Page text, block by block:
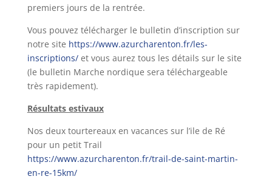
premiers jours de la rentrée.
Vous pouvez télécharger le bulletin d’inscription sur
notre site https://www.azurcharenton.fr/les-
inscriptions/et vous aurez tous les détails sur le site
(le bulletin Marche nordique sera téléchargeable
très rapidement).
Résultats estivaux
Nos deux tourtereaux en vacances sur l’ile de Ré
pour un petit Trail
https://www.azurcharenton.fr/trail-de-saint-martin-
en-re-15km/